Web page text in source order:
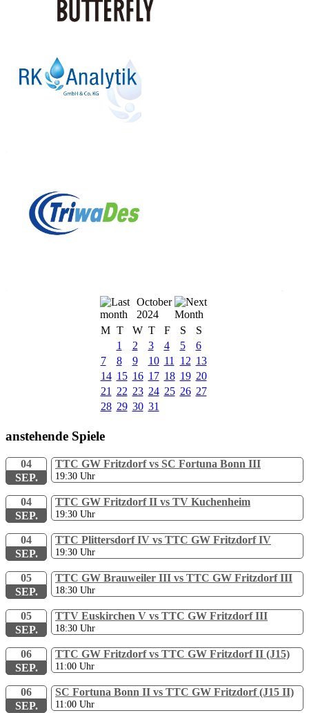
October
2024
M T W T F S
S
1
2 3 4 5
6
7
8 9 10 11 12 13
14 15 16 17 18 19 20
21
22 23 24 25 26 27
28 29 30 31
anstehende Spiele
04
SEP.
TTC GW Fritzdorf vs SC Fortuna Bonn III
19:30 Uhr
04
SEP.
TTC GW Fritzdorf II vs TV Kuchenheim
19:30 Uhr
04
SEP.
TTC Plittersdorf IV vs TTC GW Fritzdorf IV
19:30 Uhr
05
SEP.
TTC GW Brauweiler III vs TTC GW Fritzdorf III
18:30 Uhr
05
SEP.
TTV Euskirchen V vs TTC GW Fritzdorf III
18:30 Uhr
06
SEP.
TTC GW Fritzdorf vs TTC GW Fritzdorf II (J15)
11:00 Uhr
06
SEP.
SC Fortuna Bonn II vs TTC GW Fritzdorf (J15 II)
11:00 Uhr